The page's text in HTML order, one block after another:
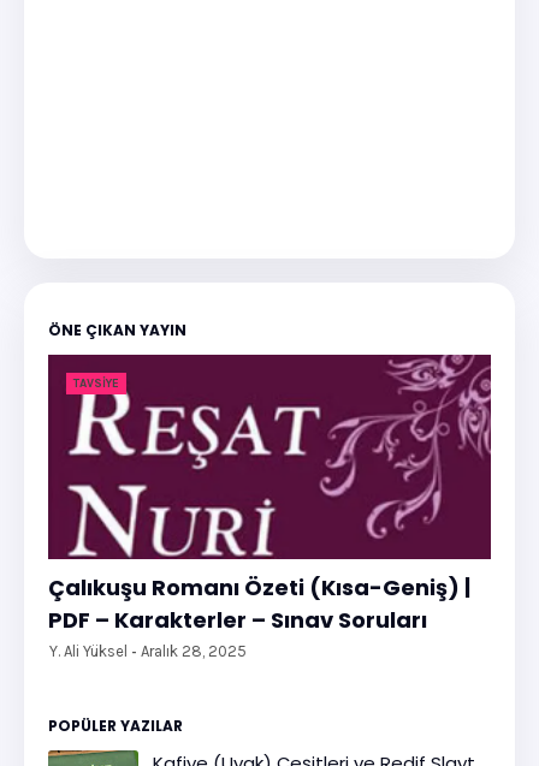
ÖNE ÇIKAN YAYIN
TAVSIYE
Çalıkuşu Romanı Özeti (Kısa-Geniş) |
PDF – Karakterler – Sınav Soruları
Y. Ali Yüksel Aralık 28, 2025
POPÜLER YAZILAR